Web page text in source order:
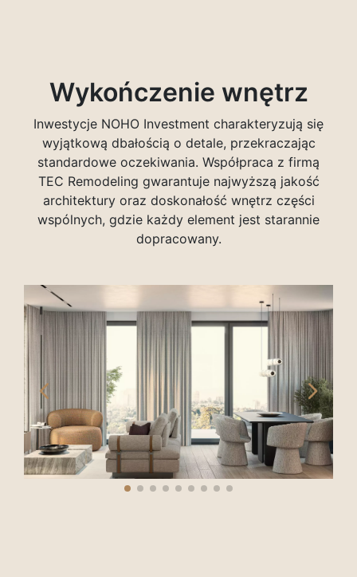
Wykończenie wnętrz
Inwestycje NOHO Investment charakteryzują się
wyjątkową dbałością o detale, przekraczając
standardowe oczekiwania. Współpraca z firmą
TEC Remodeling gwarantuje najwyższą jakość
architektury oraz doskonałość wnętrz części
wspólnych, gdzie każdy element jest starannie
dopracowany.